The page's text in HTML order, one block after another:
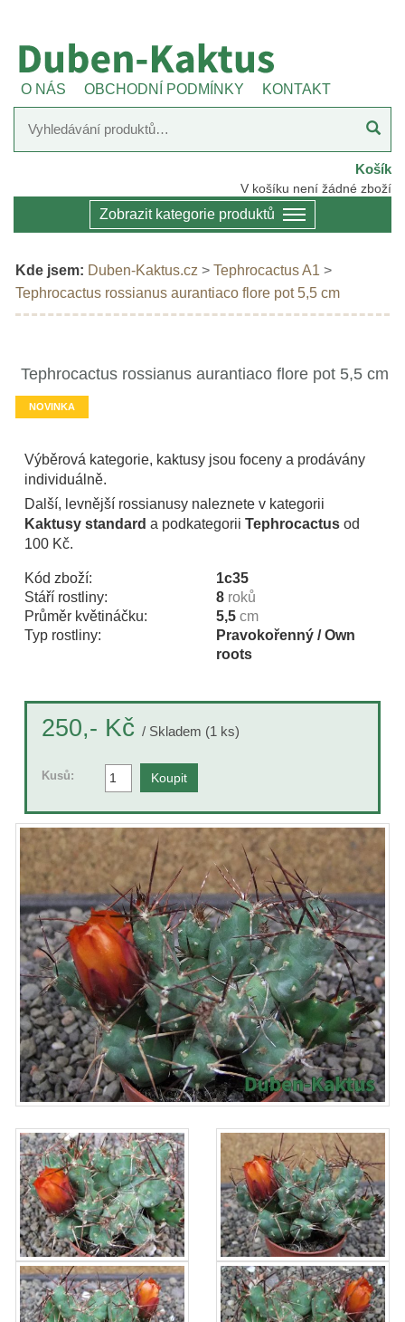
O NÁS OBCHODNÍ PODMÍNKY KONTAKT
Košík
V košíku není žádné zboží
Zobrazit kategorie produktů
Kde jsem: Duben-Kaktus.cz > Tephrocactus A1 >
Tephrocactus rossianus aurantiaco flore pot 5,5 cm
Tephrocactus rossianus aurantiaco flore pot 5,5 cm
NOVINKA
Výběrová kategorie, kaktusy jsou foceny a prodávány
individuálně.
Další, levnější rossianusy naleznete v kategorii
Kaktusy standard a podkategorii Tephrocactus od
100 Kč.
Kód zboží:
1c35
Stáří rostliny:
8 roků
Průměr květináčku:
5,5 cm
Typ rostliny:
Pravokořenný / Own
roots
250,- Kč / Skladem (1 ks)
Kusů: